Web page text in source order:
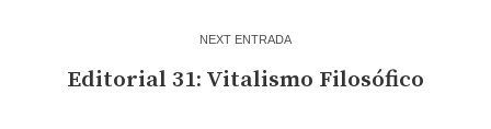
NEXT ENTRADA
Editorial 31: Vitalismo Filosófico